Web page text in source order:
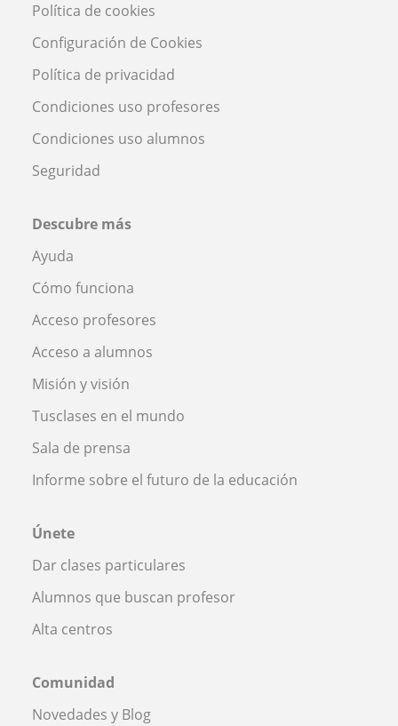
Política de cookies
Configuración de Cookies
Política de privacidad
Condiciones uso profesores
Condiciones uso alumnos
Seguridad
Descubre más
Ayuda
Cómo funciona
Acceso profesores
Acceso a alumnos
Misión y visión
Tusclases en el mundo
Sala de prensa
Informe sobre el futuro de la educación
Únete
Dar clases particulares
Alumnos que buscan profesor
Alta centros
Comunidad
Novedades y Blog